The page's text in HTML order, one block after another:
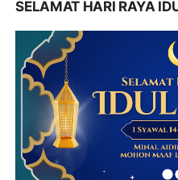
SELAMAT HARI RAYA